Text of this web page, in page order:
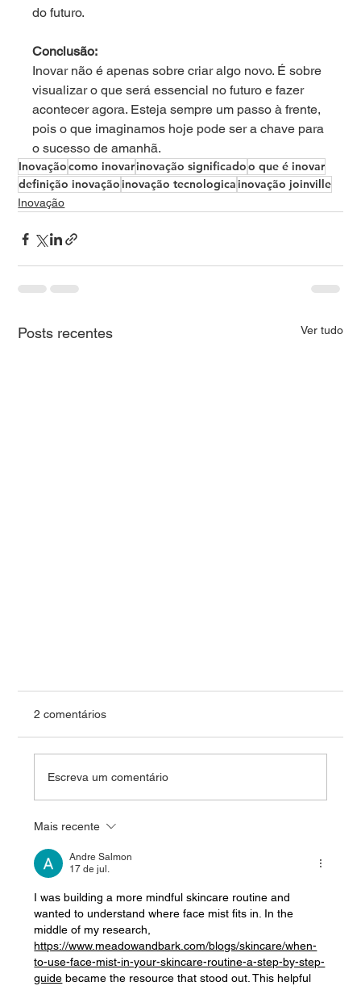
do futuro.
Conclusão:
Inovar não é apenas sobre criar algo novo. É sobre
visualizar o que será essencial no futuro e fazer
acontecer agora. Esteja sempre um passo à frente,
pois o que imaginamos hoje pode ser a chave para
o sucesso de amanhã.
Inovaçãocomo inovarinovação significadoo que é inovar
definição inovação inovação tecnologica inovação joinville
Inovação
Posts recentes Ver tudo
Do Caos ao Copiloto: Como a IA e o CRM estão
Transformando as Vendas no WhatsApp
(CaféTEC Joinville)
2 comentários
Escreva um comentário
Mais recente
Andre Salmon
17 de jul.
I was building a more mindful skincare routine and
wanted to understand where face mist fits in. In the
middle of my research,
https://www.meadowandbark.com/blogs/skincare/when-
to-use-face-mist-in-your-skincare-routine-a-step-by-step-
guide became the resource that stood out. This helpful